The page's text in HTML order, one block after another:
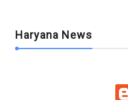
Haryana News